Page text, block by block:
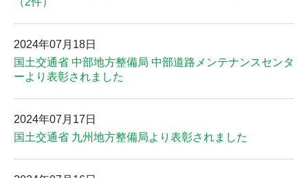
2024年07月18日
国土交通省 中部地方整備局 中部道路メンテナンスセンタ
ーより表彰されました
2024年07月17日
国土交通省 九州地方整備局より表彰されました